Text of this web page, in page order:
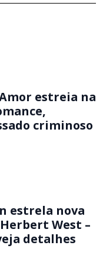
estreia na
criminoso
estrela nova
West –
detalhes